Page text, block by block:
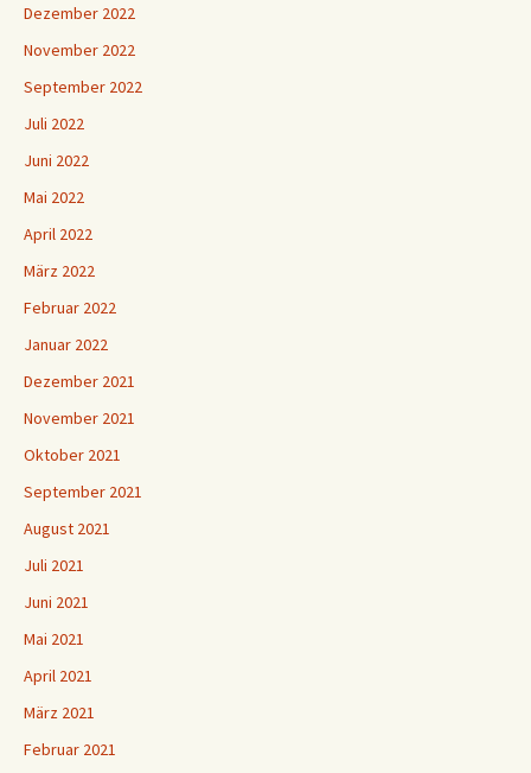
Dezember 2022
November 2022
September 2022
Juli 2022
Juni 2022
Mai 2022
April 2022
März 2022
Februar 2022
Januar 2022
Dezember 2021
November 2021
Oktober 2021
September 2021
August 2021
Juli 2021
Juni 2021
Mai 2021
April 2021
März 2021
Februar 2021